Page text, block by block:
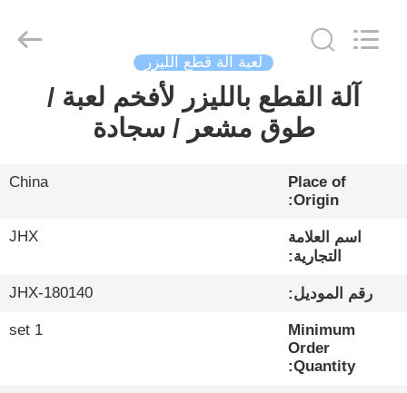
معلومات
جولة
المصنع
Photoelectric
Co.,Ltd.
لعبة آلة قطع الليزر
آلة القطع بالليزر لأفخم لعبة /
طوق مشعر / سجادة
Place of
Origin:
China
اسم العلامة
التجارية:
JHX
رقم الموديل: JHX-180140
Minimum
Order
Quantity:
1 set